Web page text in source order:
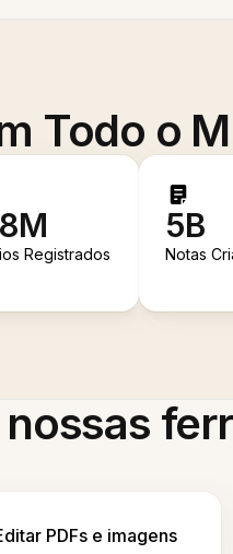
Todo o
Registrados
5B
Notas
PDFs e imagens